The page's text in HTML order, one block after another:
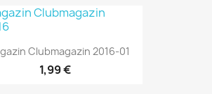
Clubmagazin 2016-01
1,99 €